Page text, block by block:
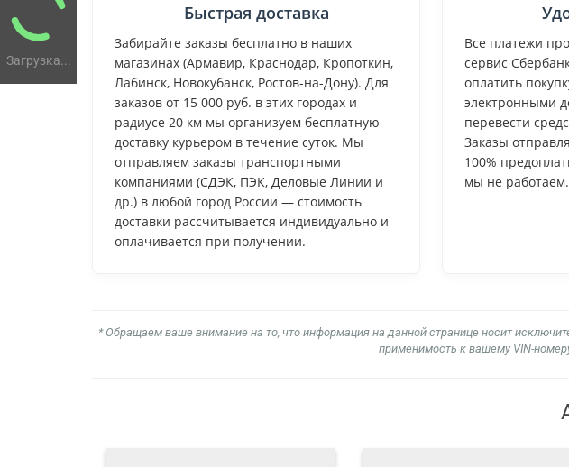
Загрузка...
Быстрая доставка
Забирайте заказы бесплатно в наших
магазинах (Армавир, Краснодар, Кропоткин,
Лабинск, Новокубанск, Ростов-на-Дону). Для
заказов от 15 000 руб. в этих городах и
радиусе 20 км мы организуем бесплатную
доставку курьером в течение суток. Мы
отправляем заказы транспортными
компаниями (СДЭК, ПЭК, Деловые Линии и
др.) в любой город России — стоимость
доставки рассчитывается индивидуально и
оплачивается при получении.
Все платежи
сервис
оплатить
электронными
перевести
Заказы
100%
мы не работаем.
* Обращаем ваше внимание на то, что информация на данной странице носит
применимость к вашему VIN-